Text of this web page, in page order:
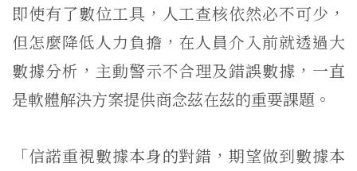
即使有了數位工具，人工查核依然必不可少，
但怎麼降低人力負擔，在人員介入前就透過大
數據分析，主動警示不合理及錯誤數據，一直
是軟體解決方案提供商念茲在茲的重要課題。
「信諾重視數據本身的對錯，期望做到數據本